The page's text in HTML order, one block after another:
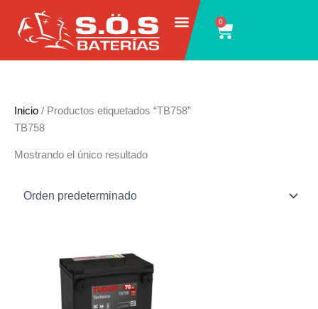
contenido
0
Carrito
Inicio / Productos etiquetados “TB758”
TB758
Mostrando el único resultado